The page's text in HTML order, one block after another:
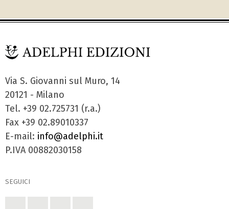
Via S. Giovanni sul Muro, 14
20121 - Milano
Tel. +39 02.725731 (r.a.)
Fax +39 02.89010337
E-mail: info@adelphi.it
P.IVA 00882030158
SEGUICI